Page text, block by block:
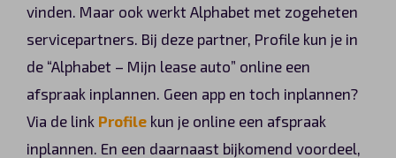
vinden. Maar ook werkt Alphabet met zogeheten
servicepartners. Bij deze partner, Profile kun je in
de “Alphabet – Mijn lease auto” online een
afspraak inplannen. Geen app en toch inplannen?
Via de link Profile kun je online een afspraak
inplannen. En een daarnaast bijkomend voordeel,